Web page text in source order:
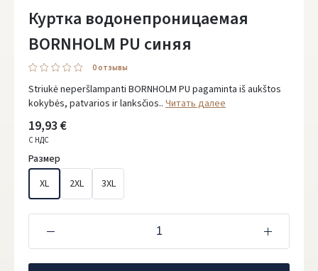
Куртка водонепроницаемая
BORNHOLM PU синяя
0 oтзывы
Striukė neperšlampanti BORNHOLM PU pagaminta iš aukštos
kokybės, patvarios ir lanksčios.. Читать далее
19,93 €
С НДС
Размер
XL
2XL 3XL